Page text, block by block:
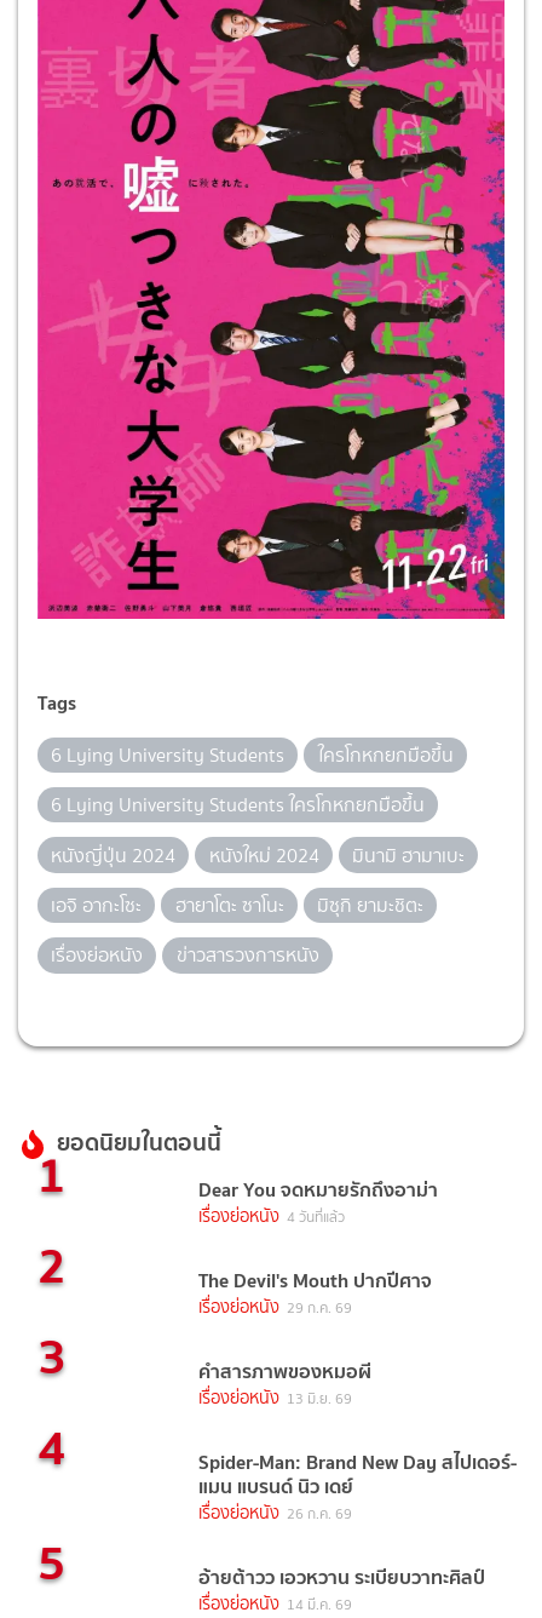
Tags
6 Lying University Students
ใครโกหกยกมือขึ้น
6 Lying University Students ใครโกหกยกมือขึ้น
หนังญี่ปุ่น 2024
หนังใหม่ 2024
มินามิ ฮามาเบะ
เอจิ อากะโซะ
ฮายาโตะ ซาโนะ
มิซุกิ ยามะชิตะ
เรื่องย่อหนัง
ข่าวสารวงการหนัง
ยอดนิยมในตอนนี้
1 Dear You จดหมายรักถึงอาม่า
เรื่องย่อหนัง 4 วันที่แล้ว
2 The Devil's Mouth ปากปีศาจ
เรื่องย่อหนัง 29 ก.ค. 69
3 คำสารภาพของหมอผี
เรื่องย่อหนัง 13 มิ.ย. 69
4 Spider-Man: Brand New Day สไปเดอร์-
แมน แบรนด์ นิว เดย์
เรื่องย่อหนัง 26 ก.ค. 69
5 อ้ายต้าวว เอวหวาน ระเบียบวาทะศิลป์
เรื่องย่อหนัง 14 มี.ค. 69